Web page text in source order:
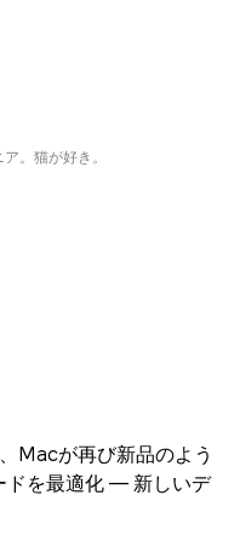
。猫が好き。
Macが再び新品のよう
ドを最適化 — 新しいデ